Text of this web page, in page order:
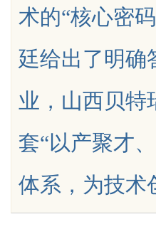
uz
术的“核心密
廷给出了明确
业，山西贝特
套“以产聚才
体系，为技术